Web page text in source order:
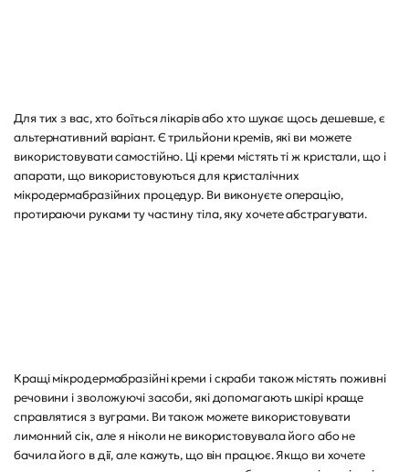
Для тих з вас, хто боїться лікарів або хто шукає щось дешевше, є
альтернативний варіант. Є трильйони кремів, які ви можете
використовувати самостійно. Ці креми містять ті ж кристали, що і
апарати, що використовуються для кристалічних
мікродермабразійних процедур. Ви виконуєте операцію,
протираючи руками ту частину тіла, яку хочете абстрагувати.
Кращі мікродермабразійні креми і скраби також містять поживні
речовини і зволожуючі засоби, які допомагають шкірі краще
справлятися з вуграми. Ви також можете використовувати
лимонний сік, але я ніколи не використовувала його або не
бачила його в дії, але кажуть, що він працює. Якщо ви хочете